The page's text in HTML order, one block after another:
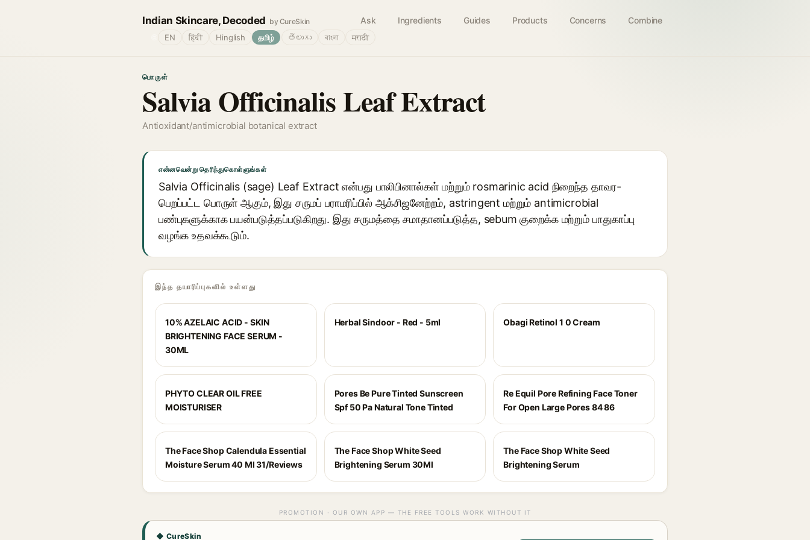
Indian Skincare, Decoded by CureSkin Ask Ingredients Guides Products Concerns Combine
EN हिंदी Hinglish தமிழ் తెలుగు বাংলা मराठी
பொருள்
Salvia Officinalis Leaf Extract
Antioxidant/antimicrobial botanical extract
என்னவென்று தெரிந்துகொள்ளுங்கள்
Salvia Officinalis (sage) Leaf Extract என்பது பாலிபினால்கள் மற்றும் rosmarinic acid நிறைந்த தாவர-
பெறப்பட்ட பொருள் ஆகும், இது சருமப் பராமரிப்பில் ஆக்சிஜனேற்றம், astringent மற்றும் antimicrobial
பண்புகளுக்காக பயன்படுத்தப்படுகிறது. இது சருமத்தை சமாதானப்படுத்த, sebum குறைக்க மற்றும் பாதுகாப்பு
வழங்க உதவக்கூடும்.
இந்த தயாரிப்புகளில் உள்ளது
10% AZELAIC ACID - SKIN
BRIGHTENING FACE SERUM -
30ML
Herbal Sindoor - Red - 5ml Obagi Retinol 1 0 Cream
PHYTO CLEAR OIL FREE
MOISTURISER
Pores Be Pure Tinted Sunscreen
Spf 50 Pa Natural Tone Tinted
Re Equil Pore Refining Face Toner
For Open Large Pores 84 86
The Face Shop Calendula Essential
Moisture Serum 40 Ml 31/Reviews
The Face Shop White Seed
Brightening Serum 30Ml
The Face Shop White Seed
Brightening Serum
PROMOTION · OUR OWN APP — THE FREE TOOLS WORK WITHOUT IT
◆ CureSkin